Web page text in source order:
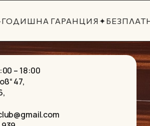
ГАРАНЦИЯ✦
– 18:00
47,